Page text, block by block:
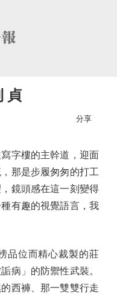
貞
分享
字樓的主幹道，迎面
那是步履匆匆的打工
鏡頭感在這一刻變得
有趣的視覺語言，我
位而精心裁製的莊
病」的防禦性武裝。
西褲、那一雙雙行走